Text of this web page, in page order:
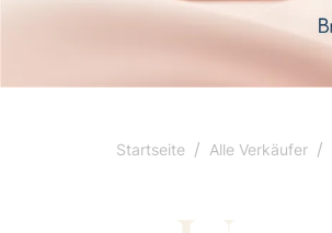
Startseite / Alle Verkäufer /